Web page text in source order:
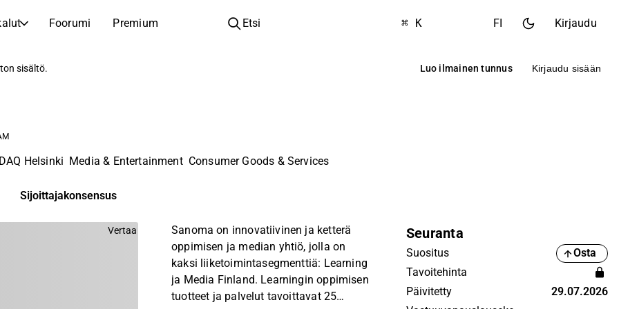
Foorumi Premium
YHTIÖT
Yhtiökokouskutsut
Yhtiökokousten päivämäärät ja osakkeenomistajatiedot
OPI SIJOITTAMISESTA
Etsi ⌘ K FI Kirjaudu
sisältö. Luo ilmainen tunnus Kirjaudu sisään
Helsinki Media & Entertainment Consumer Goods & Services
Sijoittajakonsensus
Vertaa
Sanoma on innovatiivinen ja ketterä
oppimisen ja median yhtiö, jolla on
kaksi liiketoimintasegmenttiä: Learning
ja Media Finland. Learningin oppimisen
tuotteet ja palvelut tavoittavat 25
Seuranta
Suositus
Osta
Tavoitehinta
Päivitetty
29.07.2026